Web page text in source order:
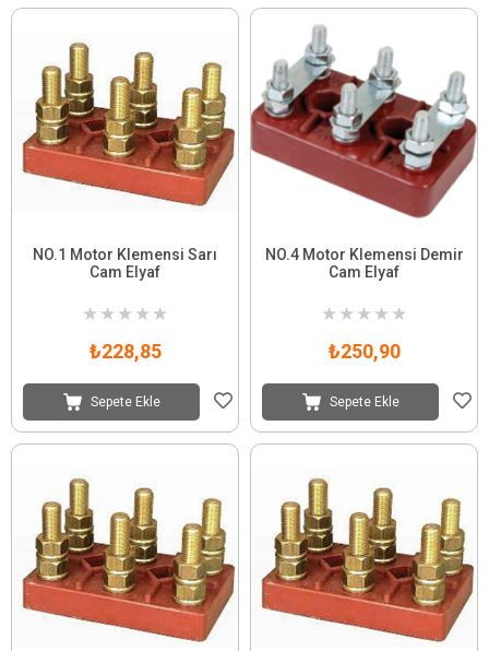
NO.1 Motor Klemensi Sarı
Cam Elyaf
★ ★ ★ ★ ★
₺228,85
Sepete Ekle
NO.4 Motor Klemensi Demir
Cam Elyaf
★ ★ ★ ★ ★
₺250,90
Sepete Ekle